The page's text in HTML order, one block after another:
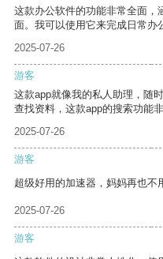
这款办公软件的功能非常全面，
面。我可以使用它来完成日常办
2025-07-26
游客
这款app就像我的私人助理，随
查找资料，这款app的搜索功能
2025-07-26
游客
超级好用的加速器，妈妈再也不
2025-07-26
游客